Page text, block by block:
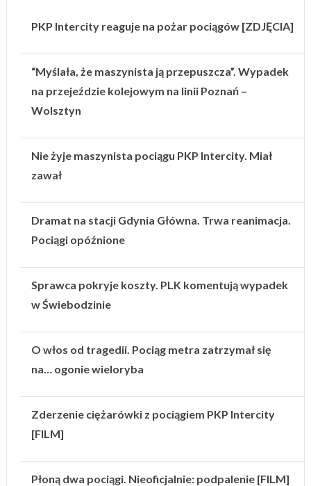
PKP Intercity reaguje na pożar pociągów [ZDJĘCIA]
“Myślała, że maszynista ją przepuszcza”. Wypadek
na przejeździe kolejowym na linii Poznań –
Wolsztyn
Nie żyje maszynista pociągu PKP Intercity. Miał
zawał
Dramat na stacji Gdynia Główna. Trwa reanimacja.
Pociągi opóźnione
Sprawca pokryje koszty. PLK komentują wypadek
w Świebodzinie
O włos od tragedii. Pociąg metra zatrzymał się
na… ogonie wieloryba
Zderzenie ciężarówki z pociągiem PKP Intercity
[FILM]
Płoną dwa pociągi. Nieoficjalnie: podpalenie [FILM]